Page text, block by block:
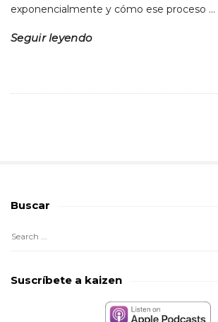
e
S
a
i
a
exponencialmente y cómo ese proceso …
Seguir leyendo
S
S
Buscar
S
a
Suscríbete a kaizen